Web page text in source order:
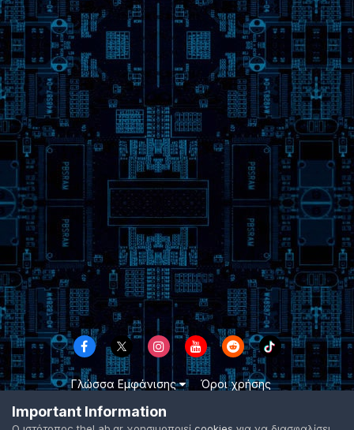
Γλώσσα Εμφάνισης
Όροι χρήσης
TheLab.gr 2003 -
Important Information